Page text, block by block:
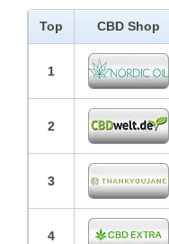
Top CBD Shop
1
2
3
4